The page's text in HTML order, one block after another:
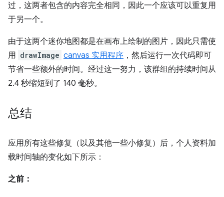
过，这两者包含的内容完全相同，因此一个应该可以重复用
于另一个。
由于这两个迷你地图都是在画布上绘制的图片，因此只需使
用 drawImage canvas 实用程序 ，然后运行一次代码即可
节省一些额外的时间。经过这一努力，该群组的持续时间从
2.4 秒缩短到了 140 毫秒。
总结
应用所有这些修复（以及其他一些小修复）后，个人资料加
载时间轴的变化如下所示：
之前：